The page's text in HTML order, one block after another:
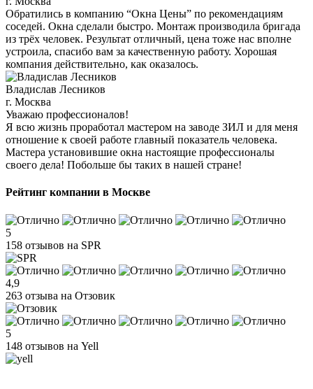
Обратились в компанию “Окна Цены” по рекомендациям
соседей. Окна сделали быстро. Монтаж производила бригада
из трёх человек. Результат отличный, цена тоже нас вполне
устроила, спасибо вам за качественную работу. Хорошая
компания действительно, как оказалось.
Владислав Лесников
г. Москва
Уважаю профессионалов!
Я всю жизнь проработал мастером на заводе ЗИЛ и для меня
отношение к своей работе главный показатель человека.
Мастера установившие окна настоящие профессионалы
своего дела! Побольше бы таких в нашей стране!
Рейтинг компании в Москве
5
158 отзывов на SPR
4,9
263 отзыва на Отзовик
5
148 отзывов на Yell